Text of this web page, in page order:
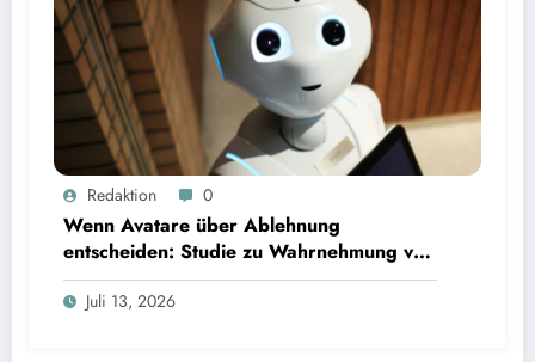
Wenn Avatare über Ablehnung entscheiden: Studie zu Wahrnehmung von Fairness bei KI-
InterviewsRedaktion 0
Wenn Avatare über Ablehnung
entscheiden: Studie zu Wahrnehmung von
Fairness bei KI-Interviews
Juli 13, 2026